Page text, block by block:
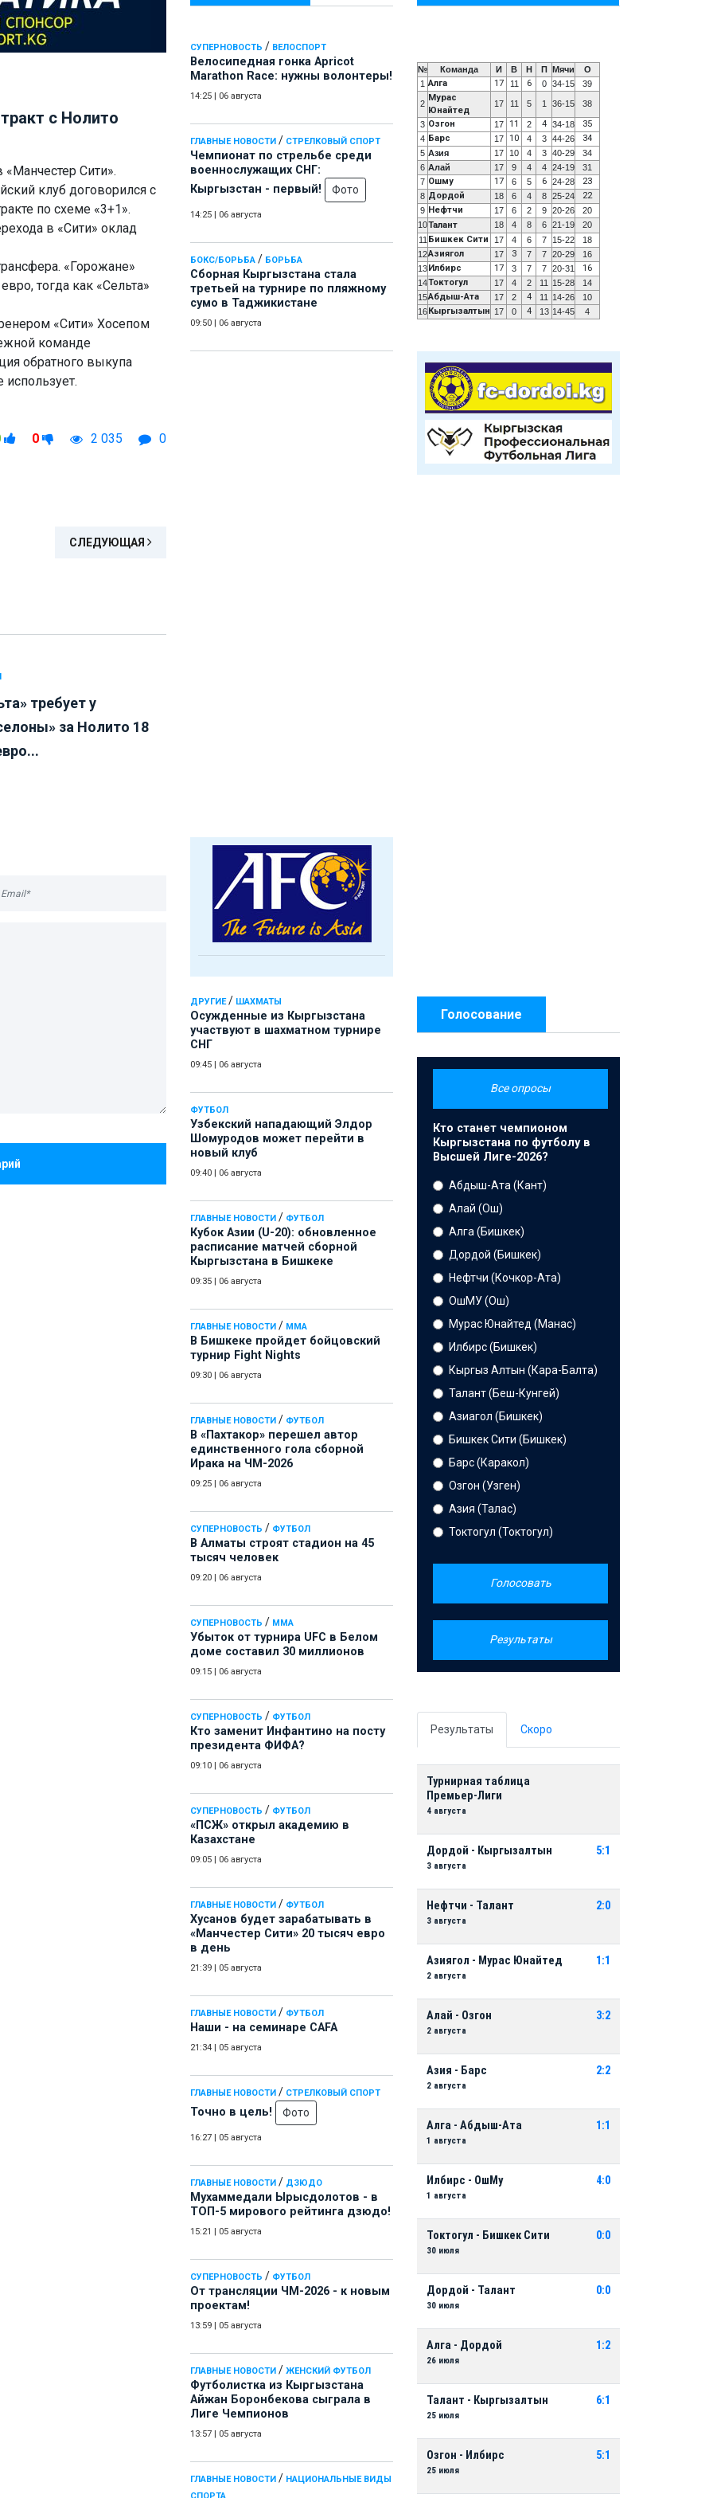
СУПЕРНОВОСТЬ / ВЕЛОСПОРТ
Велосипедная гонка Apricot
Marathon Race: нужны волонтеры!
14:25 06 августа
ГЛАВНЫЕ НОВОСТИ / СТРЕЛКОВЫЙ СПОРТ
Чемпионат по стрельбе среди
военнослужащих СНГ:
Кыргызстан - первый!
Фото
14:25 06 августа
БОКС/БОРЬБА / БОРЬБА
Сборная Кыргызстана стала
третьей на турнире по пляжному
сумо в Таджикистане
09:50 06 августа
ДРУГИЕ/ ШАХМАТЫ
Осужденные из Кыргызстана
участвуют в шахматном турнире
СНГ
09:45 06 августа
ФУТБОЛ
Узбекский нападающий Элдор
Шомуродов может перейти в
новый клуб
09:40 06 августа
ГЛАВНЫЕ НОВОСТИ / ФУТБОЛ
Кубок Азии (U-20): обновленное
расписание матчей сборной
Кыргызстана в Бишкеке
09:35 06 августа
ГЛАВНЫЕ НОВОСТИ / ММА
В Бишкеке пройдет бойцовский
турнир Fight Nights
09:30 06 августа
ГЛАВНЫЕ НОВОСТИ / ФУТБОЛ
В «Пахтакор» перешел автор
единственного гола сборной
Ирака на ЧМ-2026
09:25 06 августа
СУПЕРНОВОСТЬ / ФУТБОЛ
В Алматы строят стадион на 45
тысяч человек
09:20 06 августа
СУПЕРНОВОСТЬ / ММА
Убыток от турнира UFC в Белом
доме составил 30 миллионов
09:15 06 августа
СУПЕРНОВОСТЬ / ФУТБОЛ
Кто заменит Инфантино на посту
президента ФИФА?
09:10 06 августа
СУПЕРНОВОСТЬ / ФУТБОЛ
«ПСЖ» открыл академию в
Казахстане
09:05 06 августа
ГЛАВНЫЕ НОВОСТИ / ФУТБОЛ
Хусанов будет зарабатывать в
«Манчестер Сити» 20 тысяч евро
в день
21:39 05 августа
ГЛАВНЫЕ НОВОСТИ / ФУТБОЛ
Наши - на семинаре СAFA
21:34 05 августа
ГЛАВНЫЕ НОВОСТИ / СТРЕЛКОВЫЙ СПОРТ
Точно в цель! Фото
16:27 05 августа
ГЛАВНЫЕ НОВОСТИ / ДЗЮДО
Мухаммедали Ырысдолотов - в
ТОП-5 мирового рейтинга дзюдо!
15:21 05 августа
СУПЕРНОВОСТЬ / ФУТБОЛ
От трансляции ЧМ-2026 - к новым
проектам!
13:59 05 августа
ГЛАВНЫЕ НОВОСТИ / ЖЕНСКИЙ ФУТБОЛ
Футболистка из Кыргызстана
Айжан Боронбекова сыграла в
Лиге Чемпионов
13:57 05 августа
ГЛАВНЫЕ НОВОСТИ / НАЦИОНАЛЬНЫЕ ВИДЫ
с Нолито
Сити».
клуб договорился с
по схеме «3+1».
в «Сити» оклад
«Горожане»
тогда как «Сельта»
«Сити» Хосепом
команде
обратного выкупа
0 2 035 0
СЛЕДУЮЩАЯ
требует у
за Нолито 18
№ Команда И В Н П Мячи
О
1 Алга 17 11 6 0 34-15 39
2
Мурас
Юнайтед
17 11 5 1 36-15 38
3 Озгон 17 11 2 4 34-18 35
4 Барс 17 10 4 3 44-26 34
5 Азия 17 10 4 3 40-29
34
6 Алай 17 9 4 4 24-19
31
7 Ошму 17 6 5 6 24-28 23
8 Дордой 18 6 4 8 25-24 22
9 Нефтчи 17 6 2 9 20-26
20
10Талант 18 4 8 6 21-19
20
11 Бишкек Сити 17 4 6 7 15-22
18
12Азиягол 17 3 7 7 20-29
16
13 Илбирс 17 3 7 7 20-31 16
14Токтогул 17 4 2 11 15-28
14
15Абдыш-Ата 17 2 4 11 14-26
10
16 Кыргызалтын 17 0 4 13 14-45 4
Голосование
Все опросы
Кто станет чемпионом
Кыргызстана по футболу в
Высшей Лиге-2026?
Абдыш-Ата (Кант)
Алай (Ош)
Алга (Бишкек)
Дордой (Бишкек)
Нефтчи (Кочкор-Ата)
ОшМУ (Ош)
Мурас Юнайтед (Манас)
Илбирс (Бишкек)
Кыргыз Алтын (Кара-Балта)
Талант (Беш-Кунгей)
Азиагол (Бишкек)
Бишкек Сити (Бишкек)
Барс (Каракол)
Озгон (Узген)
Азия (Талас)
Токтогул (Токтогул)
Голосовать
Результаты
Результаты Скоро
Турнирная таблица
Премьер-Лиги
4 августа
Дордой - Кыргызалтын
3 августа
5:1
Нефтчи - Талант
3 августа
2:0
Азиягол - Мурас Юнайтед
2 августа
1:1
Алай - Озгон
2 августа
3:2
Азия - Барс
2 августа
2:2
Алга - Абдыш-Ата
1 августа
1:1
Илбирс - ОшМу
1 августа
4:0
Токтогул - Бишкек Сити
30 июля
0:0
Дордой - Талант
30 июля
0:0
Алга - Дордой
26 июля
1:2
Талант - Кыргызалтын
25 июля
6:1
Озгон - Илбирс
25 июля
5:1